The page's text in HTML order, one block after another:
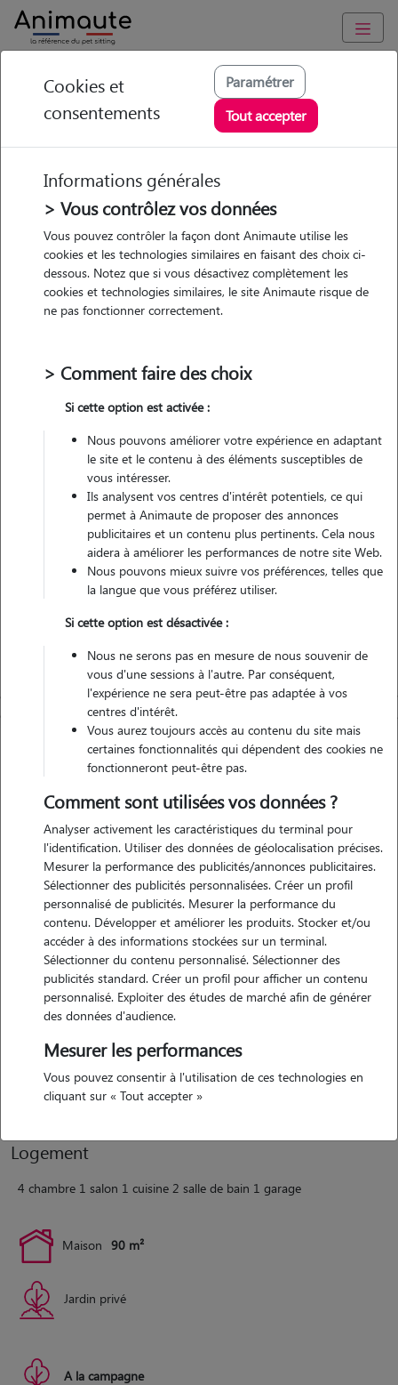
Animaute Bretagne Cotes-d'Armor /Dinan
Marine - Petsitter à
Quevert
• 24 ans
Garde
chez le Pet Sitter
Véhiculé
Contacter
L'envoi d'une demande est sans engagement
Motivation
j'ai envie d'aidez les gens a garder leur animaux et jaime beaucoup les
animaux je suit une personne tres investie dans mon travail les sortir
les calinee joue avec eux serrait une partie de plaisir pour moi
Expérience
j'ai moi même 3 animaux à la maison et il sont en pleine forme se
sont mes enfants
Logement
4 chambre 1 salon 1 cuisine 2 salle de bain 1 garage
Maison 90 m²
Jardin privé
A la campagne
Cookies et
consentements
Paramétrer
Tout accepter
Informations générales
> Vous contrôlez vos données
Vous pouvez contrôler la façon dont Animaute utilise les
cookies et les technologies similaires en faisant des choix ci-
dessous. Notez que si vous désactivez complètement les
cookies et technologies similaires, le site Animaute risque de
ne pas fonctionner correctement.
> Comment faire des choix
Si cette option est activée :
Nous pouvons améliorer votre expérience en adaptant
le site et le contenu à des éléments susceptibles de
vous intéresser.
Ils analysent vos centres d'intérêt potentiels, ce qui
permet à Animaute de proposer des annonces
publicitaires et un contenu plus pertinents. Cela nous
aidera à améliorer les performances de notre site Web.
Nous pouvons mieux suivre vos préférences, telles que
la langue que vous préférez utiliser.
Si cette option est désactivée :
Nous ne serons pas en mesure de nous souvenir de
vous d'une sessions à l'autre. Par conséquent,
l'expérience ne sera peut-être pas adaptée à vos
centres d'intérêt.
Vous aurez toujours accès au contenu du site mais
certaines fonctionnalités qui dépendent des cookies ne
fonctionneront peut-être pas.
Comment sont utilisées vos données ?
Analyser activement les caractéristiques du terminal pour
l'identification. Utiliser des données de géolocalisation précises.
Mesurer la performance des publicités/annonces publicitaires.
Sélectionner des publicités personnalisées. Créer un profil
personnalisé de publicités. Mesurer la performance du
contenu. Développer et améliorer les produits. Stocker et/ou
accéder à des informations stockées sur un terminal.
Sélectionner du contenu personnalisé. Sélectionner des
publicités standard. Créer un profil pour afficher un contenu
personnalisé. Exploiter des études de marché afin de générer
des données d'audience.
Mesurer les performances
Vous pouvez consentir à l'utilisation de ces technologies en
cliquant sur « Tout accepter »